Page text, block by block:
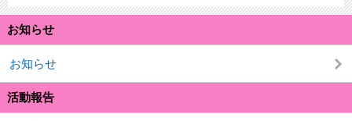
お知らせ
お知らせ
活動報告